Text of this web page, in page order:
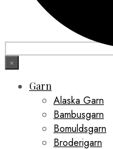
×
Garn
Alaska Garn
Bambusgarn
Bomuldsgarn
Broderigarn